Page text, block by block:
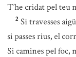
T’he cridat pel teu
2 Si travesses
si passes rius, el
Si camines pel foc,